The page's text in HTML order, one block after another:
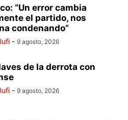
“Un error cambia
el partido, nos
condenando”
- 9 agosto, 2026
de la derrota con
- 9 agosto, 2026